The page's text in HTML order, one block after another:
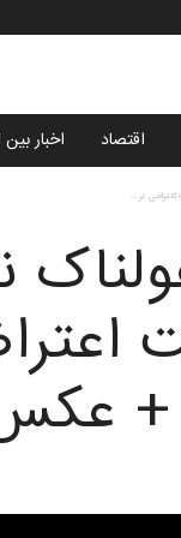
اقتصاد اخبار بین
در...
+